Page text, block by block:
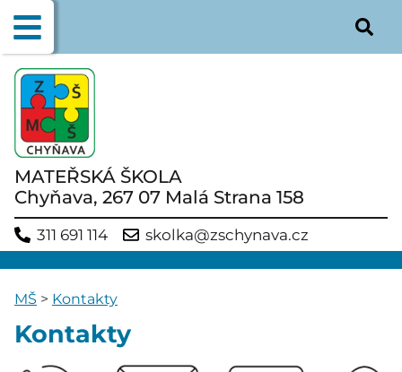
MATEŘSKÁ ŠKOLA
Chyňava, 267 07 Malá Strana 158
311 691 114 skolka@zschynava.cz
MŠ > Kontakty
Kontakty